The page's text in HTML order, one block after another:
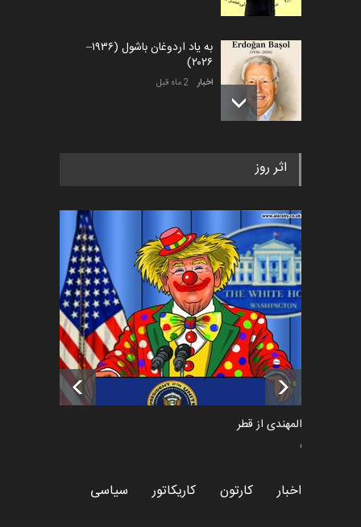
به یاد اردوغان باشول (۱۹۳۶–
۲۰۲۶)
اخبار 2 ماه قبل
رویداد کارگاهی کارتون و پوستر
اخبار 5 ماه قبل
فراخوان رویداد کارگاهی کارتون و
پوستر "ایران سربل…
اخبار 6 ماه قبل
تسلیت به همکار | سهراب خیری
اخبار 6 ماه قبل
اثر روز
سعد المهندی از قطر
سیاسی
اخبار کارتون کاریکاتور سیاسی